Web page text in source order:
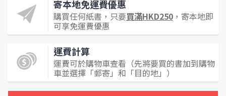
寄本地免運費優惠
購買任何紙書，只要買滿HKD250 ，寄本地即
可享免運費優惠
運費計算
運費可於購物車查看（先將要買的書加到購物
車並選擇「郵寄」和「目的地」）